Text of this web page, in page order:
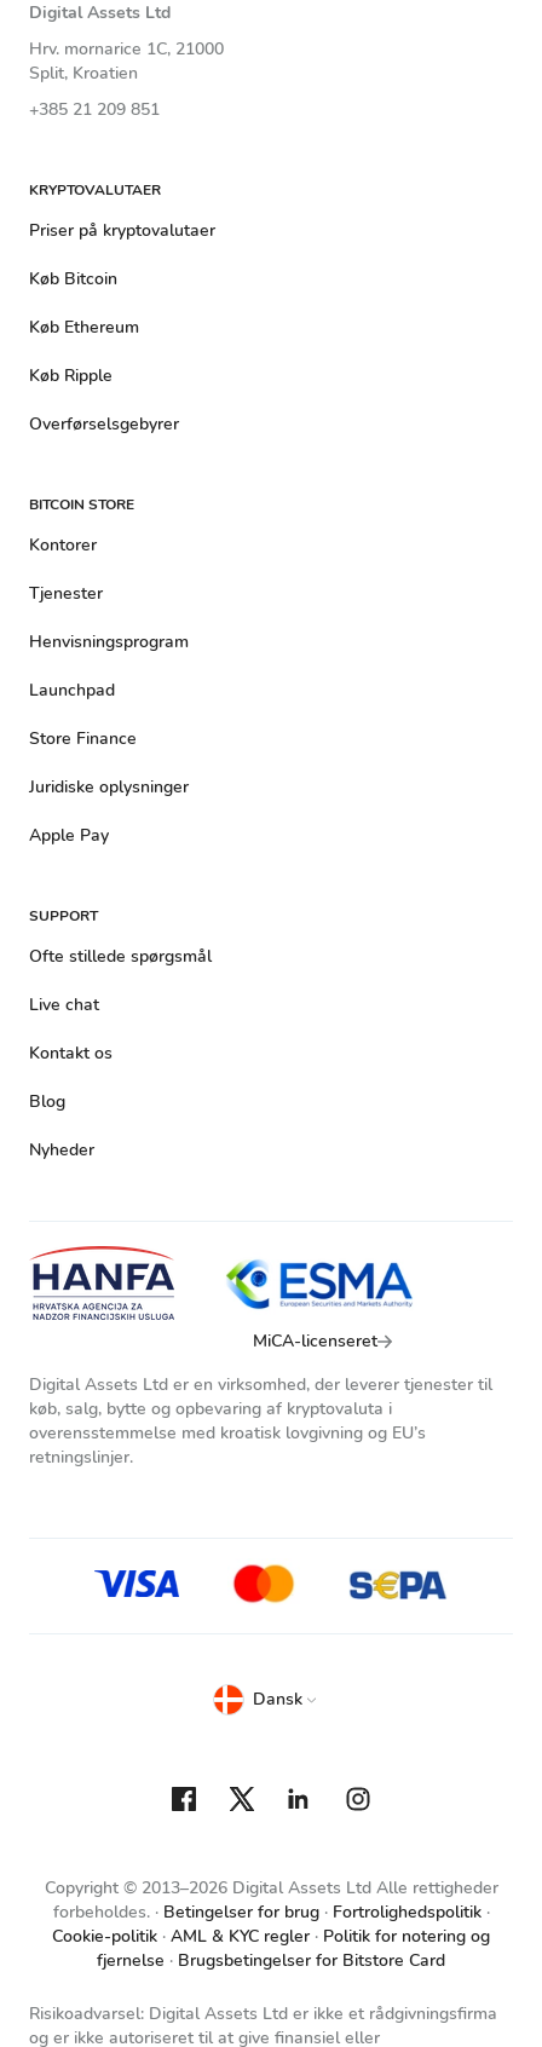
Digital Assets Ltd
Hrv. mornarice 1C, 21000
Split, Kroatien
+385 21 209 851
KRYPTOVALUTAER
Priser på kryptovalutaer
Køb Bitcoin
Køb Ethereum
Køb Ripple
Overførselsgebyrer
BITCOIN STORE
Kontorer
Tjenester
Henvisningsprogram
Launchpad
Store Finance
Juridiske oplysninger
Apple Pay
SUPPORT
Ofte stillede spørgsmål
Live chat
Kontakt os
Blog
Nyheder
MiCA-licenseret
Digital Assets Ltd er en virksomhed, der leverer tjenester til
køb, salg, bytte og opbevaring af kryptovaluta i
overensstemmelse med kroatisk lovgivning og EU’s
retningslinjer.
Copyright © 2013–2026 Digital Assets Ltd Alle rettigheder
forbeholdes.
Betingelser for brug
Fortrolighedspolitik
Cookie-politik AML & KYC regler
Politik for notering og
fjernelse
Brugsbetingelser for Bitstore Card
Dansk
Risikoadvarsel: Digital Assets Ltd er ikke et rådgivningsfirma
og er ikke autoriseret til at give finansiel eller